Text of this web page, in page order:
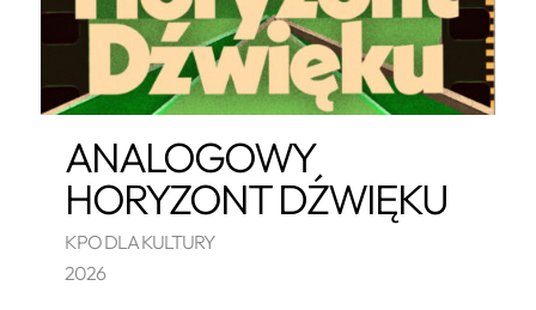
ANALOGOWY
HORYZONT DŹWIĘKU
KPO DLA KULTURY
2026